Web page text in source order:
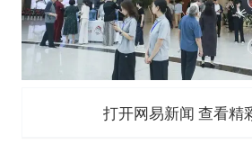
打开网易新闻 查看精